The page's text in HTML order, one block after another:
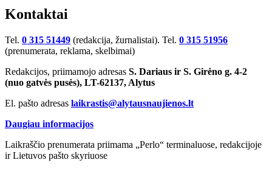
Kontaktai
Tel. 0 315 51449 (redakcija, žurnalistai). Tel. 0 315 51956
(prenumerata, reklama, skelbimai)
Redakcijos, priimamojo adresas S. Dariaus ir S. Girėno g. 4-2
(nuo gatvės pusės), LT-62137, Alytus
El. pašto adresas laikrastis@alytausnaujienos.lt
Daugiau informacijos
Laikraščio prenumerata priimama „Perlo“ terminaluose, redakcijoje
ir Lietuvos pašto skyriuose